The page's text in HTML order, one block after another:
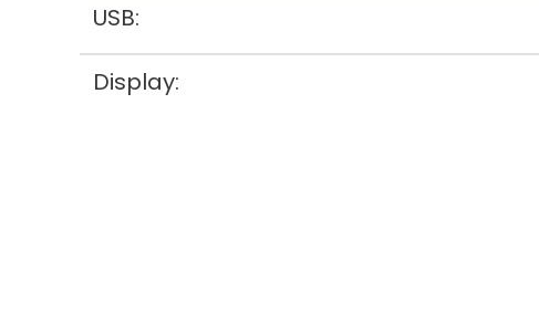
USB:
Display: